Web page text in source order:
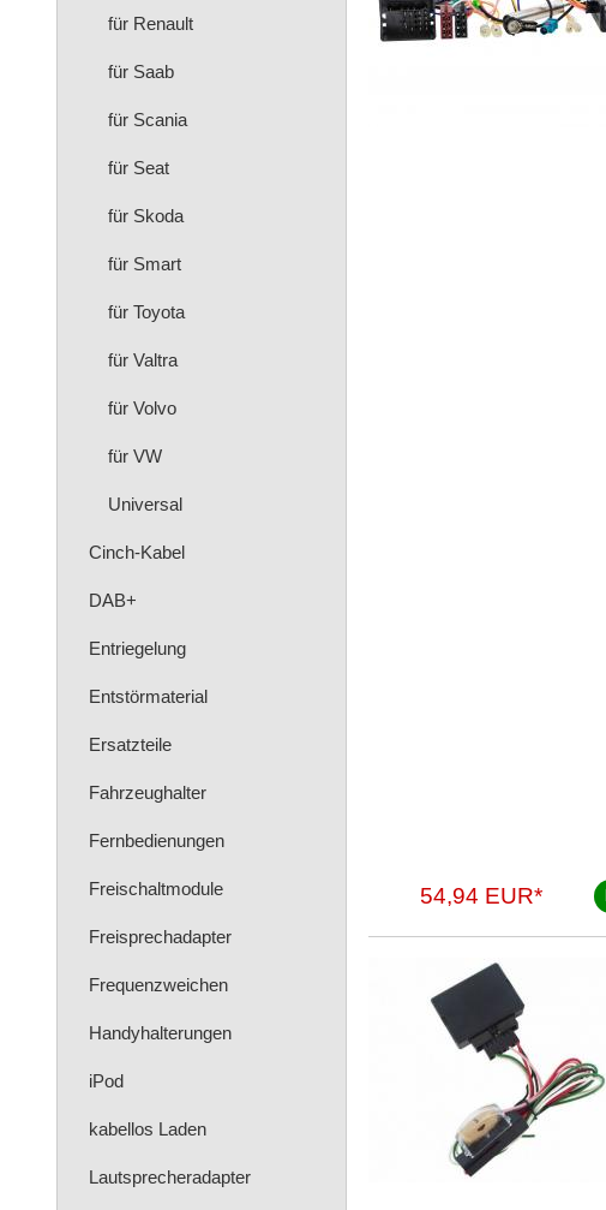
für Renault
für Saab
für Scania
für Seat
für Skoda
für Smart
für Toyota
für Valtra
für Volvo
für VW
Universal
Cinch-Kabel
DAB+
Entriegelung
Entstörmaterial
Ersatzteile
Fahrzeughalter
Fernbedienungen
Freischaltmodule
Freisprechadapter
Frequenzweichen
Handyhalterungen
iPod
kabellos Laden
Lautsprecheradapter
54,94 EUR*